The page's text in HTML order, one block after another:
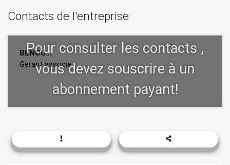
Contacts de l'entreprise
BENOU...
Gerant associe